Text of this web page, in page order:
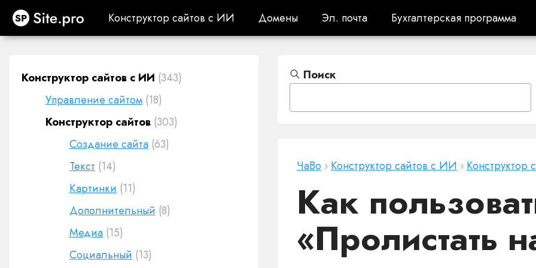
Site.pro Конструктор сайтов с ИИ
Конструктор сайтов с ИИ Домены
Домены Эл. почта
Эл. почта Бухгалтерская программа
Бухгалтерская программа
Конструктор сайтов с ИИ (343)
Управление сайтом (18)
Конструктор сайтов (303)
Создание сайта (63)
Текст (14)
Картинки (11)
Дополнительный (8)
Медиа (15)
Социальный (13)
Поиск
ЧаВо › Конструктор сайтов с ИИ › Конструктор
Как
«Пролистать